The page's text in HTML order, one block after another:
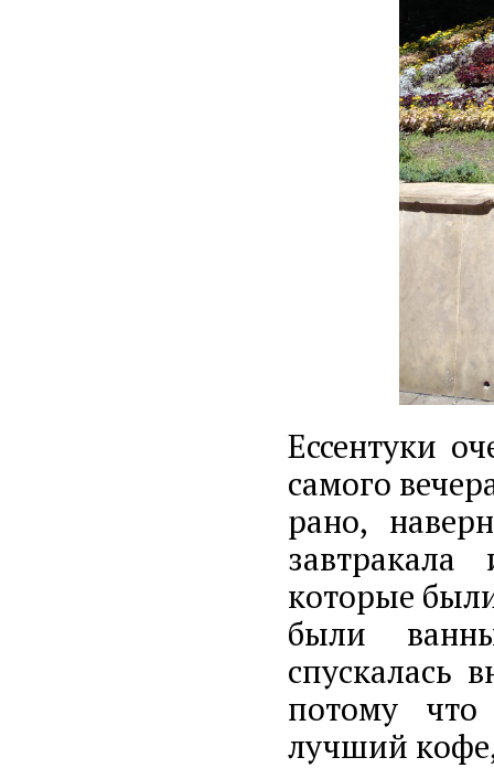
Ессентуки
самого
рано,
которые
были
спускалась
потому
лучший